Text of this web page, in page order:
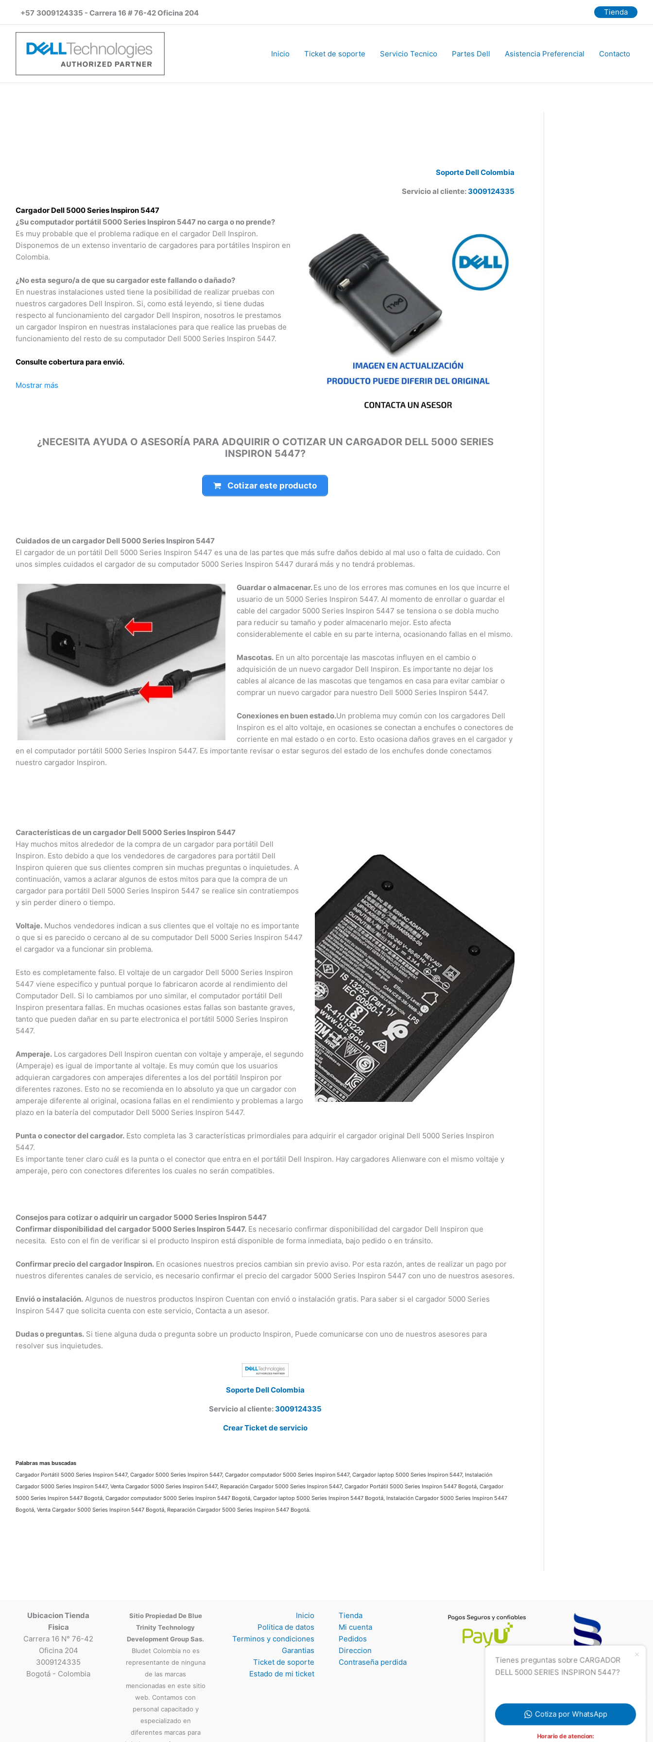
+57 3009124335 - Carrera 16 # 76-42 Oficina 204 Tienda
Inicio Ticket de soporte Servicio Tecnico Partes Dell Asistencia Preferencial Contacto
Soporte Dell Colombia
Servicio al cliente:3009124335
Cargador Dell 5000 Series Inspiron 5447
¿Su computador portátil 5000 Series Inspiron 5447 no carga o no prende?
Es muy probable que el problema radique en el cargador Dell Inspiron.
Disponemos de un extenso inventario de cargadores para portátiles Inspiron en
Colombia.
¿No esta seguro/a de que su cargador este fallando o dañado?
En nuestras instalaciones usted tiene la posibilidad de realizar pruebas con
nuestros cargadores Dell Inspiron. Si, como está leyendo, si tiene dudas
respecto al funcionamiento del cargador Dell Inspiron, nosotros le prestamos
un cargador Inspiron en nuestras instalaciones para que realice las pruebas de
funcionamiento del resto de su computador Dell 5000 Series Inspiron 5447.
Consulte cobertura para envió.
Leticia, Medellín, Arauca, Barranquilla, Cartagena, Tunja, Manizales, Florencia,
Mostrar más
¿NECESITA AYUDA O ASESORÍA PARA ADQUIRIR O COTIZAR UN CARGADOR DELL 5000 SERIES
INSPIRON 5447?
Cotizar este producto
Cuidados de un cargador Dell 5000 Series Inspiron 5447
El cargador de un portátil Dell 5000 Series Inspiron 5447 es una de las partes que más sufre daños debido al mal uso o falta de cuidado. Con
unos simples cuidados el cargador de su computador 5000 Series Inspiron 5447 durará más y no tendrá problemas.
Guardar o almacenar.Es uno de los errores mas comunes en los que incurre el
usuario de un 5000 Series Inspiron 5447. Al momento de enrollar o guardar el
cable del cargador 5000 Series Inspiron 5447 se tensiona o se dobla mucho
para reducir su tamaño y poder almacenarlo mejor. Esto afecta
considerablemente el cable en su parte interna, ocasionando fallas en el mismo.
Mascotas.En un alto porcentaje las mascotas influyen en el cambio o
adquisición de un nuevo cargador Dell Inspiron. Es importante no dejar los
cables al alcance de las mascotas que tengamos en casa para evitar cambiar o
comprar un nuevo cargador para nuestro Dell 5000 Series Inspiron 5447.
Conexiones en buen estado.Un problema muy común con los cargadores Dell
Inspiron es el alto voltaje, en ocasiones se conectan a enchufes o conectores de
corriente en mal estado o en corto. Esto ocasiona daños graves en el cargador y
en el computador portátil 5000 Series Inspiron 5447. Es importante revisar o estar seguros del estado de los enchufes donde conectamos
nuestro cargador Inspiron.
Características de un cargador Dell 5000 Series Inspiron 5447
Hay muchos mitos alrededor de la compra de un cargador para portátil Dell
Inspiron. Esto debido a que los vendedores de cargadores para portátil Dell
Inspiron quieren que sus clientes compren sin muchas preguntas o inquietudes. A
continuación, vamos a aclarar algunos de estos mitos para que la compra de un
cargador para portátil Dell 5000 Series Inspiron 5447 se realice sin contratiempos
y sin perder dinero o tiempo.
Voltaje.Muchos vendedores indican a sus clientes que el voltaje no es importante
o que si es parecido o cercano al de su computador Dell 5000 Series Inspiron 5447
el cargador va a funcionar sin problema.
Esto es completamente falso. El voltaje de un cargador Dell 5000 Series Inspiron
5447 viene especifico y puntual porque lo fabricaron acorde al rendimiento del
Computador Dell. Si lo cambiamos por uno similar, el computador portátil Dell
Inspiron presentara fallas. En muchas ocasiones estas fallas son bastante graves,
tanto que pueden dañar en su parte electronica el portátil 5000 Series Inspiron
5447.
Amperaje.Los cargadores Dell Inspiron cuentan con voltaje y amperaje, el segundo
(Amperaje) es igual de importante al voltaje. Es muy común que los usuarios
adquieran cargadores con amperajes diferentes a los del portátil Inspiron por
diferentes razones. Esto no se recomienda en lo absoluto ya que un cargador con
amperaje diferente al original, ocasiona fallas en el rendimiento y problemas a largo
plazo en la batería del computador Dell 5000 Series Inspiron 5447.
Punta o conector del cargador.Esto completa las 3 características primordiales para adquirir el cargador original Dell 5000 Series Inspiron
5447.
Es importante tener claro cuál es la punta o el conector que entra en el portátil Dell Inspiron. Hay cargadores Alienware con el mismo voltaje y
amperaje, pero con conectores diferentes los cuales no serán compatibles.
Consejos para cotizar o adquirir un cargador 5000 Series Inspiron 5447
Confirmar disponibilidad del cargador 5000 Series Inspiron 5447.Es necesario confirmar disponibilidad del cargador Dell Inspiron que
necesita. Esto con el fin de verificar si el producto Inspiron está disponible de forma inmediata, bajo pedido o en tránsito.
Confirmar precio del cargador Inspiron.En ocasiones nuestros precios cambian sin previo aviso. Por esta razón, antes de realizar un pago por
nuestros diferentes canales de servicio, es necesario confirmar el precio del cargador 5000 Series Inspiron 5447 con uno de nuestros asesores.
Envió o instalación.Algunos de nuestros productos Inspiron Cuentan con envió o instalación gratis. Para saber si el cargador 5000 Series
Inspiron 5447 que solicita cuenta con este servicio, Contacta a un asesor.
Dudas o preguntas.Si tiene alguna duda o pregunta sobre un producto Inspiron, Puede comunicarse con uno de nuestros asesores para
resolver sus inquietudes.
Soporte Dell Colombia
Servicio al cliente:3009124335
Crear Ticket de servicio
Palabras mas buscadas
Cargador Portátil 5000 Series Inspiron 5447, Cargador 5000 Series Inspiron 5447, Cargador computador 5000 Series Inspiron 5447, Cargador laptop 5000 Series Inspiron 5447, Instalación
Cargador 5000 Series Inspiron 5447, Venta Cargador 5000 Series Inspiron 5447, Reparación Cargador 5000 Series Inspiron 5447, Cargador Portátil 5000 Series Inspiron 5447 Bogotá, Cargador
5000 Series Inspiron 5447 Bogotá, Cargador computador 5000 Series Inspiron 5447 Bogotá, Cargador laptop 5000 Series Inspiron 5447 Bogotá, Instalación Cargador 5000 Series Inspiron 5447
Bogotá, Venta Cargador 5000 Series Inspiron 5447 Bogotá, Reparación Cargador 5000 Series Inspiron 5447 Bogotá.
Ubicacion Tienda
Fisica
Carrera 16 N° 76-42
Oficina 204
3009124335
Bogotá - Colombia
Sitio Propiedad De Blue
Trinity Technology
Development Group Sas.
Bludet Colombia no es
representante de ninguna
de las marcas
mencionadas en este sitio
web. Contamos con
personal capacitado y
especializado en
diferentes marcas para
Inicio
Politica de datos
Terminos y
condiciones
Garantias
Ticket de soporte
Tienda
Mi cuenta
Pedidos
Direccion
Contraseña perdida
¿Necesitas un experto?
Comunícate con nosotros
3009124335
Bogota – Colombia
Tienes preguntas sobre CARGADOR
DELL 5000 SERIES INSPIRON 5447?
Cotiza por WhatsApp
Horario de atencion: